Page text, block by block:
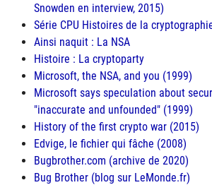
Snowden en interview, 2015)
Série CPU Histoires de la
Ainsi naquit : La NSA
Histoire : La cryptoparty
Microsoft, the NSA, and you (1999)
Microsoft says speculation about
"inaccurate and unfounded" (1999)
History of the first crypto war (2015)
Edvige, le fichier qui fâche (2008)
Bugbrother.com (archive de 2020)
Bug Brother (blog sur LeMonde.fr)